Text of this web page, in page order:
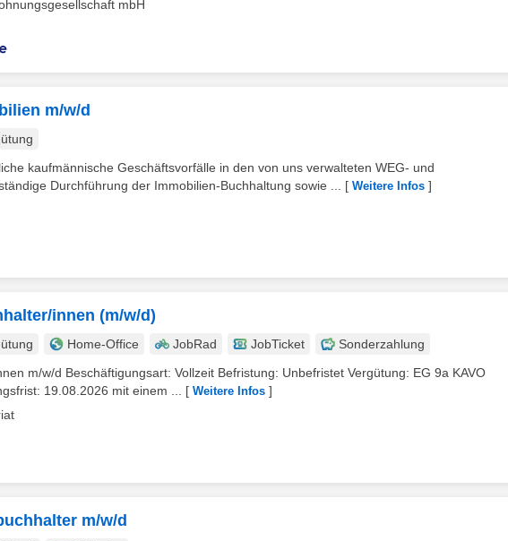
mbH
m/w/d
kaufmännische Geschäftsvorfälle in den von uns verwalteten WEG- und
Durchführung der Immobilien-Buchhaltung sowie ...
[ Weitere Infos ]
innen (m/w/d)
Home-Office JobRad JobTicket
Sonderzahlung
m/w/d Beschäftigungsart: Vollzeit Befristung: Unbefristet Vergütung: EG 9a KAVO
19.08.2026 mit einem ...
[ Weitere Infos ]
m/w/d